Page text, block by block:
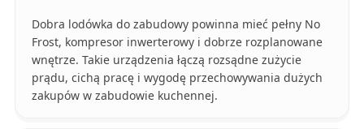
Dobra lodówka do zabudowy powinna mieć pełny No
Frost, kompresor inwerterowy i dobrze rozplanowane
wnętrze. Takie urządzenia łączą rozsądne zużycie
prądu, cichą pracę i wygodę przechowywania dużych
zakupów w zabudowie kuchennej.